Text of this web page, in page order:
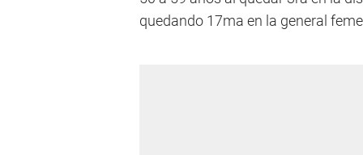
quedando 17ma en la general